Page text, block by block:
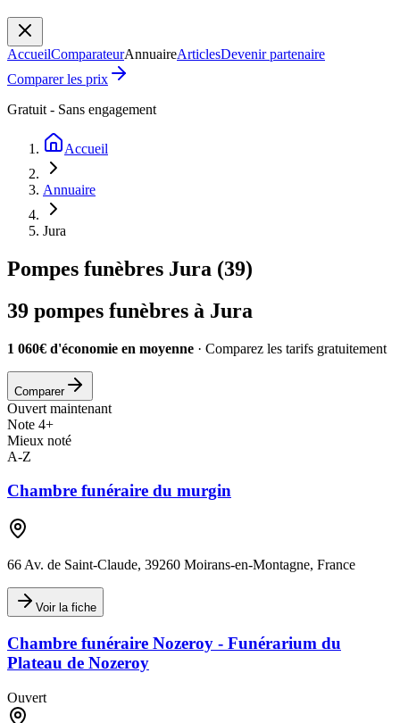
AccueilComparateurAnnuaireArticlesDevenir partenaire
Comparer les prix
Gratuit - Sans engagement
Accueil
Annuaire
Jura
Pompes funèbres Jura (39)
39 pompes funèbres à Jura
1 060€ d'économie en moyenne · Comparez les tarifs gratuitement
Comparer
Ouvert maintenant
Note 4+
Mieux noté
A-Z
Chambre funéraire du murgin
66 Av. de Saint-Claude, 39260 Moirans-en-Montagne, France
Voir la fiche
Chambre funéraire Nozeroy - Funérarium du
Plateau de Nozeroy
Ouvert